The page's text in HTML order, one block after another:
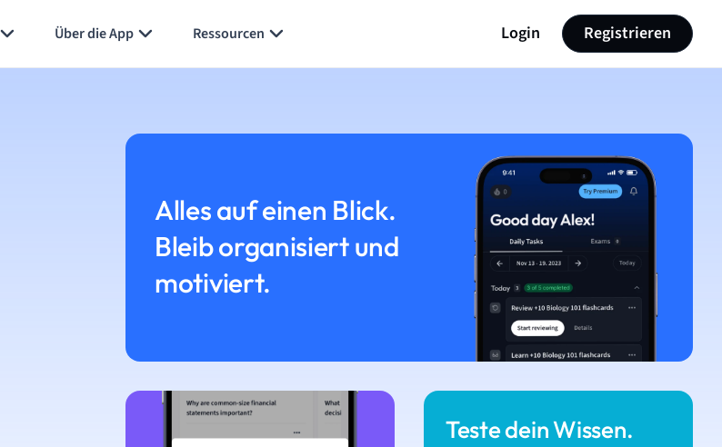
Über die App Ressourcen Login Registrieren
Alles auf einen Blick.
Bleib organisiert und
motiviert.
Teste dein Wissen.